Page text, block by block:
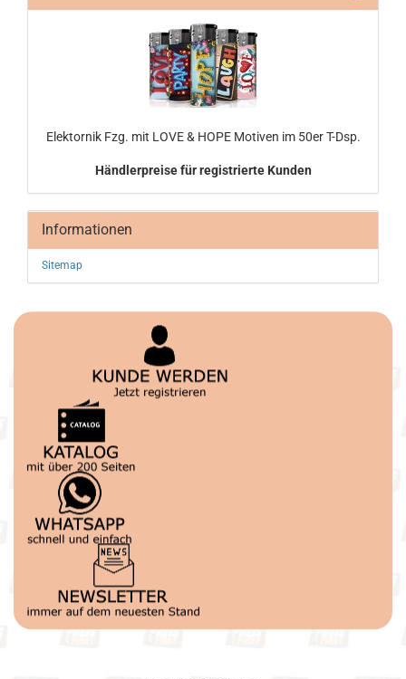
Elek­tor­nik Fzg. mit LOVE & HOPE Mo­ti­ven im 50er T-Dsp.
Händlerpreise für registrierte Kunden
Informationen
Sitemap